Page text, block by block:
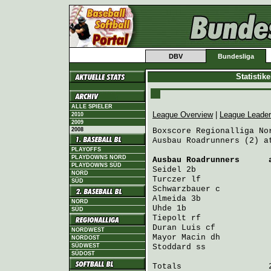
DBV Bundesliga
ALLE SPIELER
2010
2009
2008
PLAYOFFS
PLAYDOWNS NORD
PLAYDOWNS SÜD
NORD
SÜD
NORD
SÜD
NORDWEST
NORDOST
SÜDWEST
SÜDOST
League Overview|
League
Boxscore Regionalliga
Ausbau Roadrunners (2)
Ausbau Roadrunners
Seidel 2b
Turczer lf               3
Schwarzbauer c
Almeida 3b               3
Uhde 1b                  3
Tiepolt rf               3
Duran Luis cf            3
Mayor Macin dh
Stoddard ss
Totals